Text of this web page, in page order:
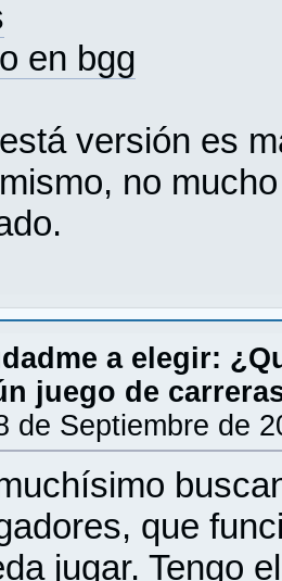
en bgg
versión es
no
a elegir:
juego de
de Septiembre de
que
jugar. Tengo